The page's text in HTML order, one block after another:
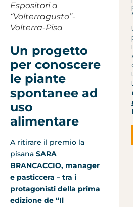
Espositori a
“Volterragusto”-
Volterra-Pisa
Un progetto
per conoscere
le piante
spontanee ad
uso
alimentare
A ritirare il premio la
pisana SARA
BRANCACCIO, manager
e pasticcera – tra i
protagonisti della prima
edizione de “Il